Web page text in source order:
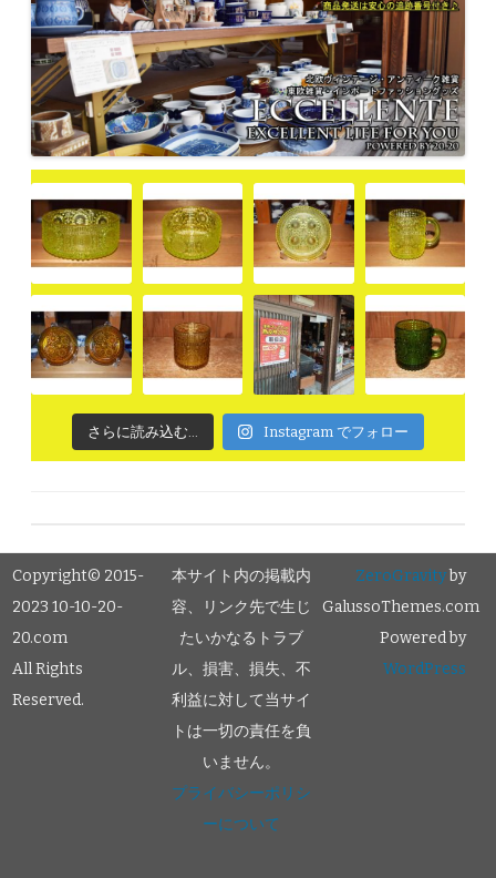
さらに読み込む... Instagram でフォロー
Copyright© 2015-
2023 10-10-20-
20.com
All Rights
Reserved.
本サイト内の掲載内
容、リンク先で生じ
たいかなるトラブ
ル、損害、損失、不
利益に対して当サイ
トは一切の責任を負
いません。
プライバシーポリシ
ーについて
ZeroGravityby
GalussoThemes.com
Powered by
WordPress